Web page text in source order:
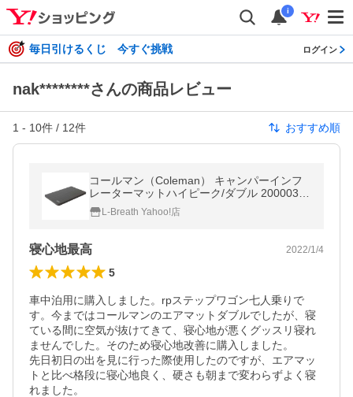
i
毎日引けるくじ 今すぐ挑戦 ログイン
nak********さんの商品レビュー
1 - 10件 / 12件 おすすめ順
コールマン（Coleman） キャンパーインフ
レーターマットハイピーク/ダブル 20000361
54 マットレス 寝具 200×128×10 車中泊
L-Breath Yahoo!店
寝心地最高 2022/1/4
5
車中泊用に購入しました。rpステップワゴン七人乗りで
す。今まではコールマンのエアマットダブルでしたが、寝
ている間に空気が抜けてきて、寝心地が悪くグッスリ寝れ
ませんでした。そのため寝心地改善に購入しました。
先日初日の出を見に行った際使用したのですが、エアマッ
トと比べ格段に寝心地良く、硬さも朝まで変わらずよく寝
れました。